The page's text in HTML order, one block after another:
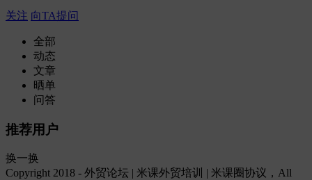
关注 向TA提问
全部
动态
文章
晒单
问答
推荐用户
换一换
Copyright 2018 - 外贸论坛 | 米课外贸培训 | 米课圈协议，All